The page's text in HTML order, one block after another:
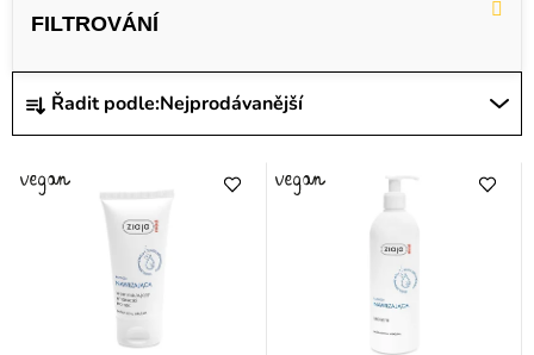
Ř
a
e
Řadit podle:Nejprodávanější
s
r